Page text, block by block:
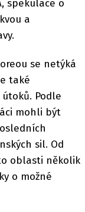
spekulace o
a
se netýká
také
Podle
mohli být
sil. Od
oblasti několik
o možné